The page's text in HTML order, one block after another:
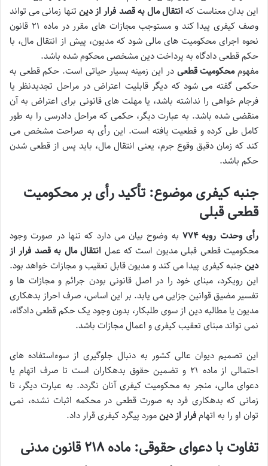
این بدان معناست که انتقال مال به قصد فرار از دین تنها زمانی می تواند
وصف کیفری پیدا کند و مستوجب مجازات های مقرر در ماده ۲۱ قانون
نحوه اجرای محکومیت های مالی شود که مدیون، پیش از انتقال مال، با
حکم قطعی دادگاه به پرداخت دین مشخصی محکوم شده باشد.
مفهوممحکومیت قطعی در این زمینه بسیار حیاتی است. حکم قطعی به
حکمی گفته می شود که دیگر قابلیت اعتراض در مراحل تجدیدنظر یا
فرجام خواهی را نداشته باشد، یا مهلت های قانونی برای اعتراض به آن
منقضی شده باشد. به عبارت دیگر، حکمی که مراحل دادرسی را به طور
کامل طی کرده و قطعیت یافته است. این رأی به صراحت مشخص می
کند که زمان دقیق وقوع جرم، یعنی انتقال مال، باید پس از قطعی شدن
حکم باشد.
جنبه کیفری موضوع: تأکید رأی بر محکومیت
قطعی قبلی
رأی وحدت رویه ۷۷۴
به وضوح بیان می دارد که تنها در صورت وجود
محکومیت قطعی قبلیمدیون است که عمل انتقال مال به قصد فرار از
دینجنبه کیفری پیدا می کند و مدیون قابل تعقیب و مجازات خواهد بود.
این رویکرد، مبنای خود را در اصلقانونی بودن جرائم و مجازات ها و
تفسیر مضیق قوانین جزاییمی یابد. بر این اساس، صرف احراز بدهکاری
مدیون یا مطالبه دین از سوی طلبکار، بدون وجود یک حکم قطعی دادگاه،
نمی تواند مبنای تعقیب کیفری و اعمال مجازات باشد.
این تصمیم دیوان عالی کشور به دنبال جلوگیری از سوءاستفاده های
احتمالی از ماده ۲۱ و تضمین حقوق بدهکاران است تا صرف اتهام یا
دعوای مالی، منجر به محکومیت کیفری آنان نگردد. به عبارت دیگر، تا
زمانی که بدهکاری فرد به صورت قطعی در محکمه اثبات نشده، نمی
توان او را به اتهامفرار از دینمورد پیگرد کیفری قرار داد.
تفاوت با دعوای حقوقی: ماده ۲۱۸ قانون مدنی